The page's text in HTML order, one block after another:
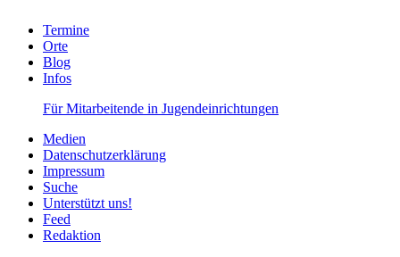
Termine
Orte
Blog
Infos
Für Mitarbeitende in Jugendeinrichtungen
Medien
Datenschutzerklärung
Impressum
Suche
Unterstützt uns!
Feed
Redaktion